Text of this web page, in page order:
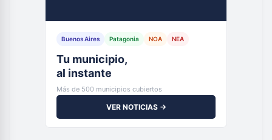
Buenos Aires Patagonia NOA NEA
Tu municipio,
al instante
Más de 500 municipios cubiertos
VER NOTICIAS →